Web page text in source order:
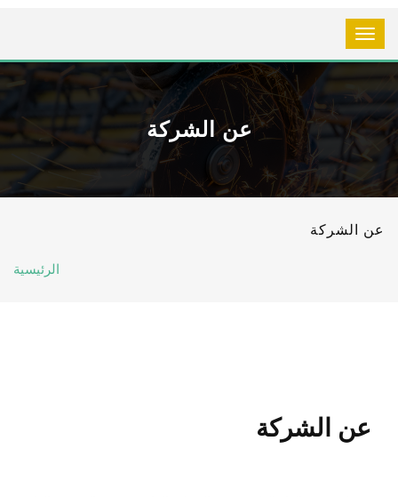
عن الشركة
عن الشركة
الرئيسية
عن الشركة